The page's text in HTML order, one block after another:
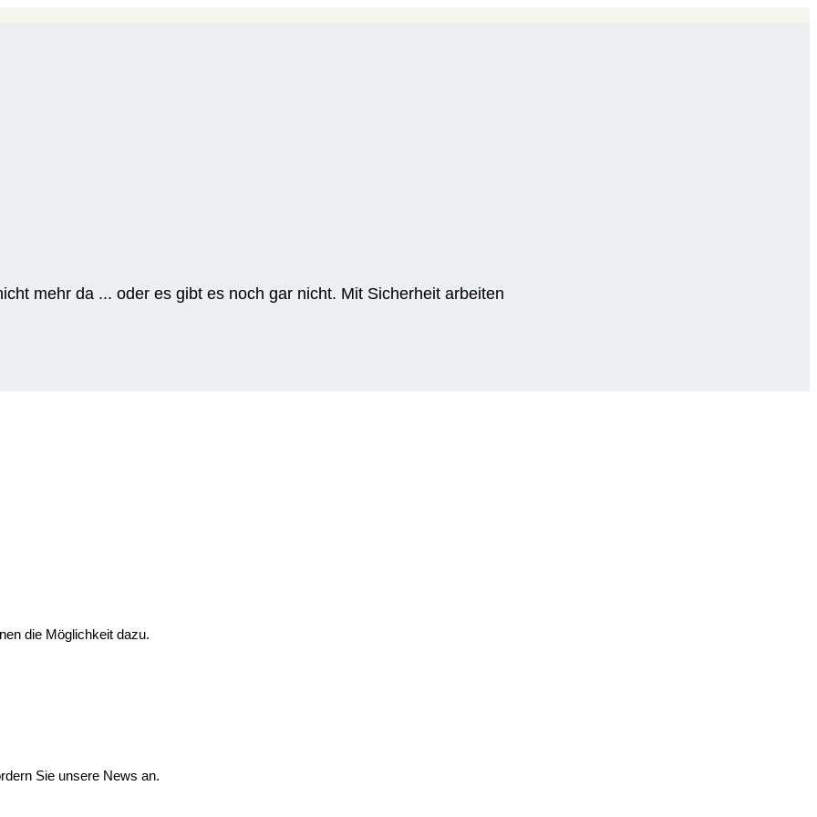
mehr da ... oder es gibt es noch gar nicht. Mit Sicherheit arbeiten
die Möglichkeit dazu.
Sie unsere News an.